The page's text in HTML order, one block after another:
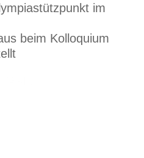
im
beim Kolloquium